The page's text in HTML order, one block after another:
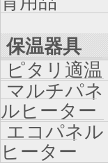
保温器具
ピタリ適温
マルチパネ
ルヒーター
エコパネル
ヒーター